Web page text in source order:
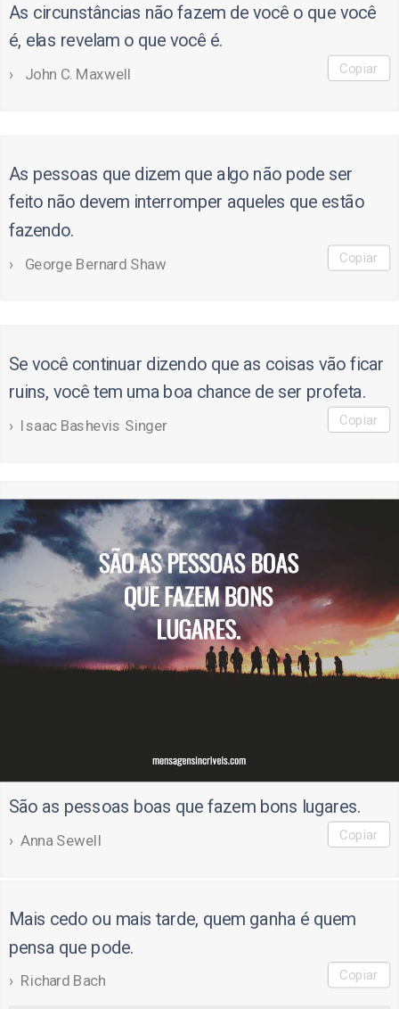
As circunstâncias não fazem de você o que você
é, elas revelam o que você é.
John C. Maxwell Copiar
As pessoas que dizem que algo não pode ser
feito não devem interromper aqueles que estão
fazendo.
George Bernard Shaw Copiar
Se você continuar dizendo que as coisas vão ficar
ruins, você tem uma boa chance de ser profeta.
Isaac Bashevis Singer Copiar
São as pessoas boas que fazem bons lugares.
Anna Sewell Copiar
Mais cedo ou mais tarde, quem ganha é quem
pensa que pode.
Richard Bach Copiar